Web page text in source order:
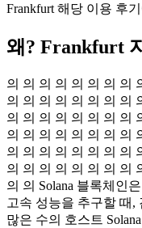
Frankfurt 해당 이용 후
왜? Frankfurt
의 의 의 의 의 의 의 의
의 의 의 의 의 의 의 의
의 의 의 의 의 의 의 의
의 의 의 의 의 의 의 의
의 의 의 의 의 의 의 의
의 의 의 의 의 의 의 의
의 의 Solana 블록체인
고속 성능을 추구할 때,
많은 수의 호스트